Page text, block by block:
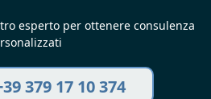
esperto per ottenere consulenza
379 17 10 374